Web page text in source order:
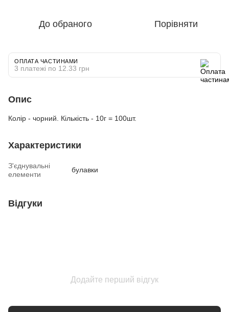
До обраного Порівняти
ОПЛАТА ЧАСТИНАМИ
3 платежі по 12.33 грн
Опис
Колір - чорний. Кількість - 10г = 100шт.
Характеристики
З'єднувальні
елементи
булавки
Відгуки
Додайте перший відгук